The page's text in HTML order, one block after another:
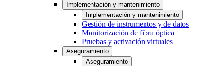
Implementación y mantenimiento
Implementación y mantenimiento
Gestión de instrumentos y de datos
Monitorización de fibra óptica
Pruebas y activación virtuales
Aseguramiento
Aseguramiento